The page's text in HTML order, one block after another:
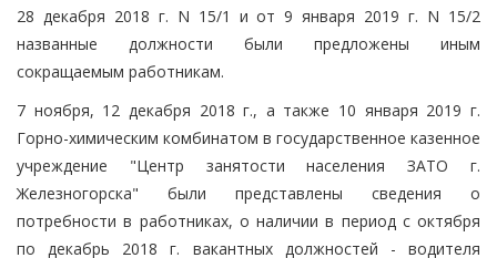
28 декабря 2018 г. N 15/1 и от 9 января 2019 г. N 15/2
названные должности были предложены иным
сокращаемым работникам.
7 ноября, 12 декабря 2018 г., а также 10 января 2019 г.
Горно-химическим комбинатом в государственное казенное
учреждение "Центр занятости населения ЗАТО г.
Железногорска" были представлены сведения о
потребности в работниках, о наличии в период с октября
по декабрь 2018 г. вакантных должностей - водителя